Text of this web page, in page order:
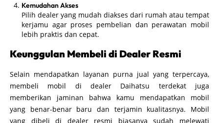
Kemudahan Akses
Pilih dealer yang mudah diakses dari rumah atau tempat
kerjamu agar proses pembelian dan perawatan mobil
lebih praktis dan cepat.
Keunggulan Membeli di Dealer Resmi
Selain mendapatkan layanan purna jual yang terpercaya,
membeli mobil di dealer Daihatsu terdekat juga
memberikan jaminan bahwa kamu mendapatkan mobil
yang benar-benar baru dan terjamin kualitasnya. Mobil
yang dibeli di dealer resmi biasanya sudah melewati